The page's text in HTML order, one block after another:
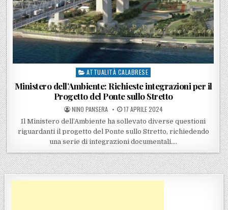
Posted in
ATTUALITÀ CALABRESE
Ministero dell’Ambiente: Richieste integrazioni per il
Progetto del Ponte sullo Stretto
POSTED BY
NINO PANSERA POSTED ON
17 APRILE 2024
Il Ministero dell’Ambiente ha sollevato diverse questioni
riguardanti il progetto del Ponte sullo Stretto, richiedendo
una serie di integrazioni documentali….